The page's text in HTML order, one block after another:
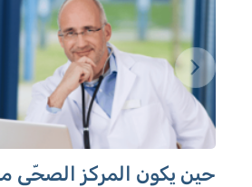
حين يكون المركز الصحّي